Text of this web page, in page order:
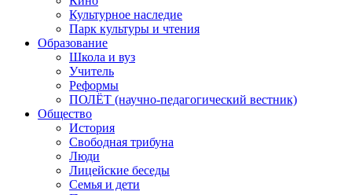
Культурное наследие
Парк культуры и чтения
Образование
Школа и вуз
Учитель
Реформы
ПОЛЁТ (научно-педагогический вестник)
Общество
История
Свободная трибуна
Люди
Лицейские беседы
Семья и дети